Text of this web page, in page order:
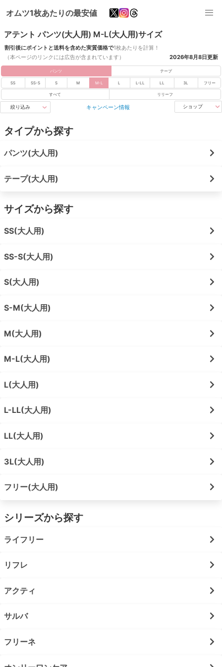
オムツ1枚あたりの最安値
アテント パンツ(大人用) M-L(大人用)サイズ
割引後にポイントと送料を含めた実質価格で1枚あたりを計算！
（本ページのリンクには広告が含まれています）
2026年8月8日更新
パンツ テープ
SS SS-S S M M-L L L-LL LL 3L フリー
すべて リリーフ
絞り込み キャンペーン情報 ショップ
タイプから探す
パンツ(大人用)
テープ(大人用)
サイズから探す
SS(大人用)
SS-S(大人用)
S(大人用)
S-M(大人用)
M(大人用)
M-L(大人用)
L(大人用)
L-LL(大人用)
LL(大人用)
3L(大人用)
フリー(大人用)
シリーズから探す
ライフリー
リフレ
アクティ
サルバ
フリーネ